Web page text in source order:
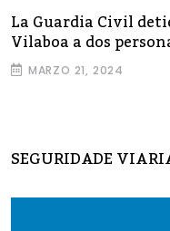
La Guardia Civil
Vilaboa a dos
MARZO 21, 2024
SEGURIDADE